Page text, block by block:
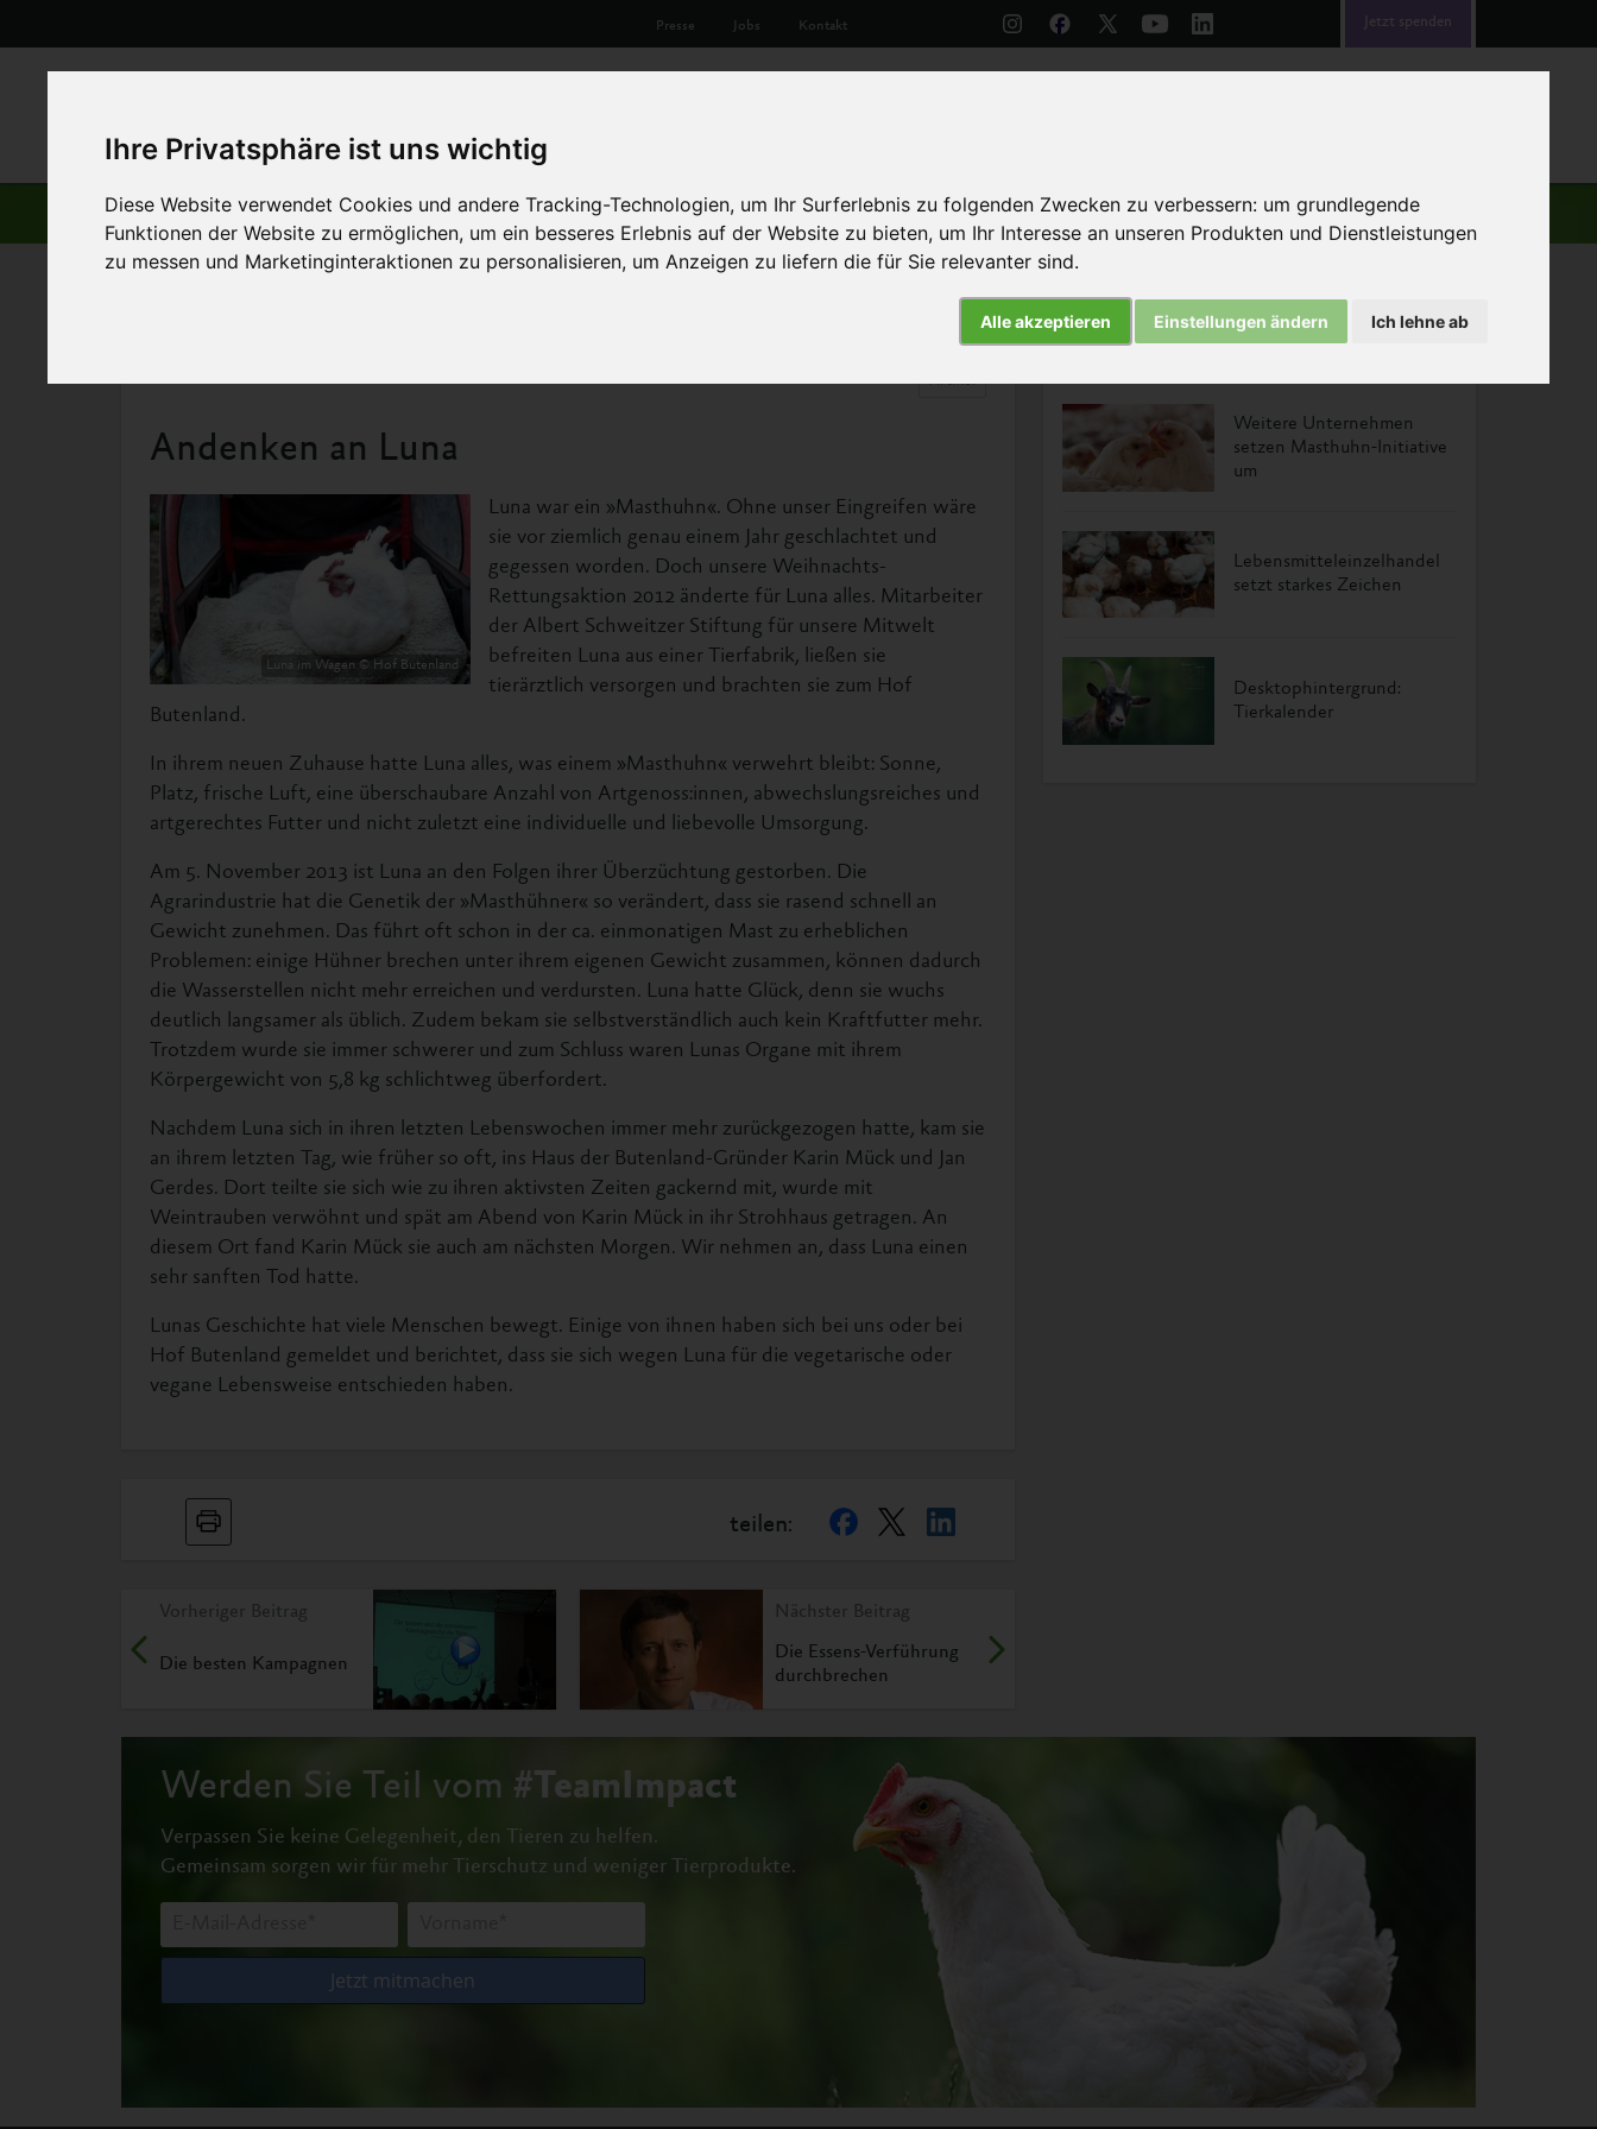
Ihre Privatsphäre ist uns wichtig
Diese Website verwendet Cookies und andere Tracking-Technologien, um Ihr Surferlebnis zu folgenden Zwecken zu verbessern: um grundlegende
Funktionen der Website zu ermöglichen, um ein besseres Erlebnis auf der Website zu bieten, um Ihr Interesse an unseren Produkten und Dienstleistungen
zu messen und Marketinginteraktionen zu personalisieren, um Anzeigen zu liefern die für Sie relevanter sind.
Alle akzeptieren Ich lehne ab
Einstellungen ändern
Presse Jobs Kontakt Jetzt spenden
AKTUELLE BEITRÄGE
Artikel
Andenken an Luna
Luna im Wagen © Hof Butenland
Luna war ein »Masthuhn«. Ohne unser Eingreifen wäre
sie vor ziemlich genau einem Jahr geschlachtet und
gegessen worden. Doch unsere Weihnachts-
Rettungsaktion 2012 änderte für Luna alles. Mitarbeiter
der Albert Schweitzer Stiftung für unsere Mitwelt
befreiten Luna aus einer Tierfabrik, ließen sie
tierärztlich versorgen und brachten sie zum Hof
Butenland.
In ihrem neuen Zuhause hatte Luna alles, was einem »Masthuhn« verwehrt bleibt: Sonne,
Platz, frische Luft, eine überschaubare Anzahl von Artgenoss:innen, abwechslungsreiches und
artgerechtes Futter und nicht zuletzt eine individuelle und liebevolle Umsorgung.
Am 5. November 2013 ist Luna an den Folgen ihrer Überzüchtung gestorben. Die
Agrarindustrie hat die Genetik der »Masthühner« so verändert, dass sie rasend schnell an
Gewicht zunehmen. Das führt oft schon in der ca. einmonatigen Mast zu erheblichen
Problemen: einige Hühner brechen unter ihrem eigenen Gewicht zusammen, können dadurch
die Wasserstellen nicht mehr erreichen und verdursten. Luna hatte Glück, denn sie wuchs
deutlich langsamer als üblich. Zudem bekam sie selbstverständlich auch kein Kraftfutter mehr.
Trotzdem wurde sie immer schwerer und zum Schluss waren Lunas Organe mit ihrem
Körpergewicht von 5,8 kg schlichtweg überfordert.
Nachdem Luna sich in ihren letzten Lebenswochen immer mehr zurückgezogen hatte, kam sie
an ihrem letzten Tag, wie früher so oft, ins Haus der Butenland-Gründer Karin Mück und Jan
Gerdes. Dort teilte sie sich wie zu ihren aktivsten Zeiten gackernd mit, wurde mit
Weintrauben verwöhnt und spät am Abend von Karin Mück in ihr Strohhaus getragen. An
diesem Ort fand Karin Mück sie auch am nächsten Morgen. Wir nehmen an, dass Luna einen
sehr sanften Tod hatte.
Lunas Geschichte hat viele Menschen bewegt. Einige von ihnen haben sich bei uns oder bei
Hof Butenland gemeldet und berichtet, dass sie sich wegen Luna für die vegetarische oder
vegane Lebensweise entschieden haben.
teilen:
Vorheriger Beitrag
Die besten Kampagnen
Nächster Beitrag
Die Essens-Verführung
durchbrechen
Weitere Unternehmen
setzen Masthuhn-Initiative
um
Lebensmitteleinzelhandel
setzt starkes Zeichen
Desktophintergrund:
Tierkalender
Werden Sie Teil vom #TeamImpact
Verpassen Sie keine Gelegenheit, den Tieren zu helfen.
Gemeinsam sorgen wir für mehr Tierschutz und weniger Tierprodukte.